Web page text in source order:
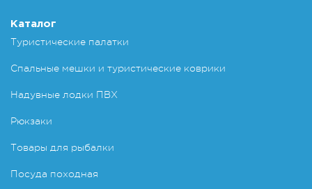
Каталог
Туристические палатки
Спальные мешки и туристические коврики
Надувные лодки ПВХ
Рюкзаки
Товары для рыбалки
Посуда походная